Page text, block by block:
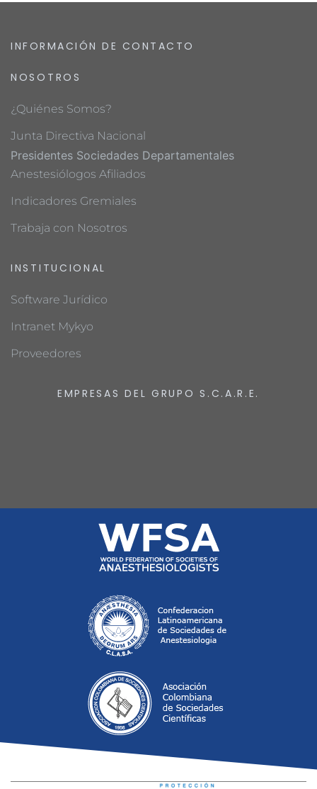
INFORMACIÓN DE CONTACTO
NOSOTROS
¿Quiénes Somos?
Junta Directiva Nacional
Presidentes Sociedades Departamentales
Anestesiólogos Afiliados
Indicadores Gremiales
Trabaja con Nosotros
INSTITUCIONAL
Software Jurídico
Intranet Mykyo
Proveedores
EMPRESAS DEL GRUPO S.C.A.R.E.